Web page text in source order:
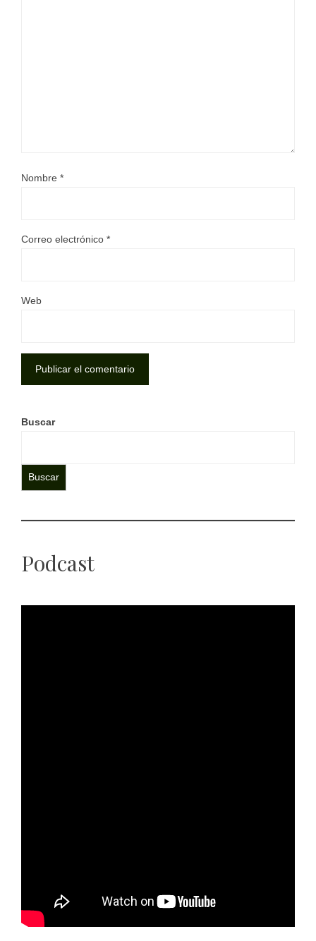
Nombre *
Correo electrónico *
Web
Buscar
Buscar
Podcast